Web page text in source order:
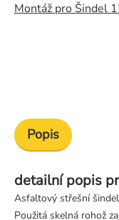
Montáž pro Šindel
Popis
detailní popis
Asfaltový střešní
Použitá skelná rohož